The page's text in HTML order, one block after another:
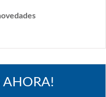
AHORA!